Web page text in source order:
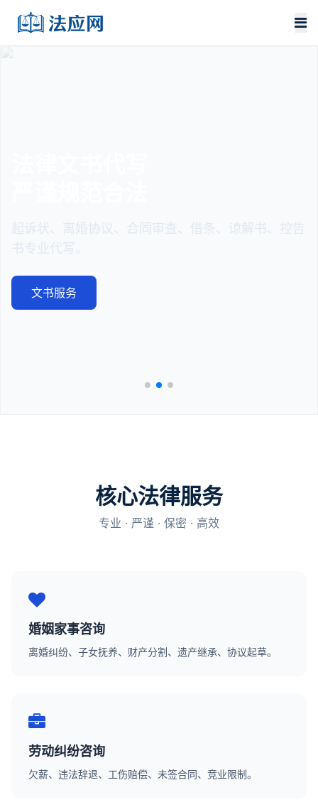
文书服务
核心法律服务
专业 · 严谨 · 保密 · 高效
婚姻家事咨询
离婚纠纷、子女抚养、财产分割、遗产继承、协议起草。
劳动纠纷咨询
欠薪、违法辞退、工伤赔偿、未签合同、竞业限制。